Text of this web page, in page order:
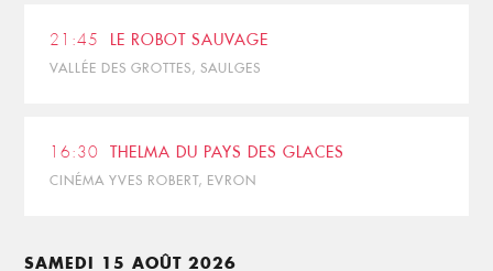
21:45 LE ROBOT SAUVAGE
VALLÉE DES GROTTES, SAULGES
16:30 THELMA DU PAYS DES GLACES
CINÉMA YVES ROBERT, EVRON
SAMEDI 15 AOÛT 2026